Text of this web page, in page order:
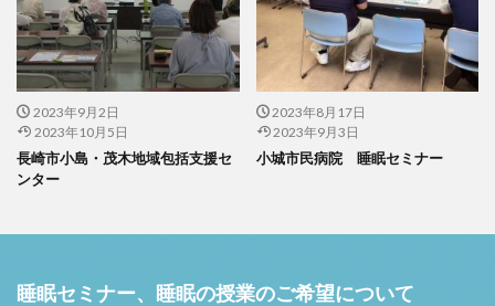
2023年9月2日
2023年10月5日
長崎市小島・茂木地域包括支援セ
ンター
2023年8月17日
2023年9月3日
小城市民病院 睡眠セミナー
睡眠セミナー、睡眠の授業のご希望について